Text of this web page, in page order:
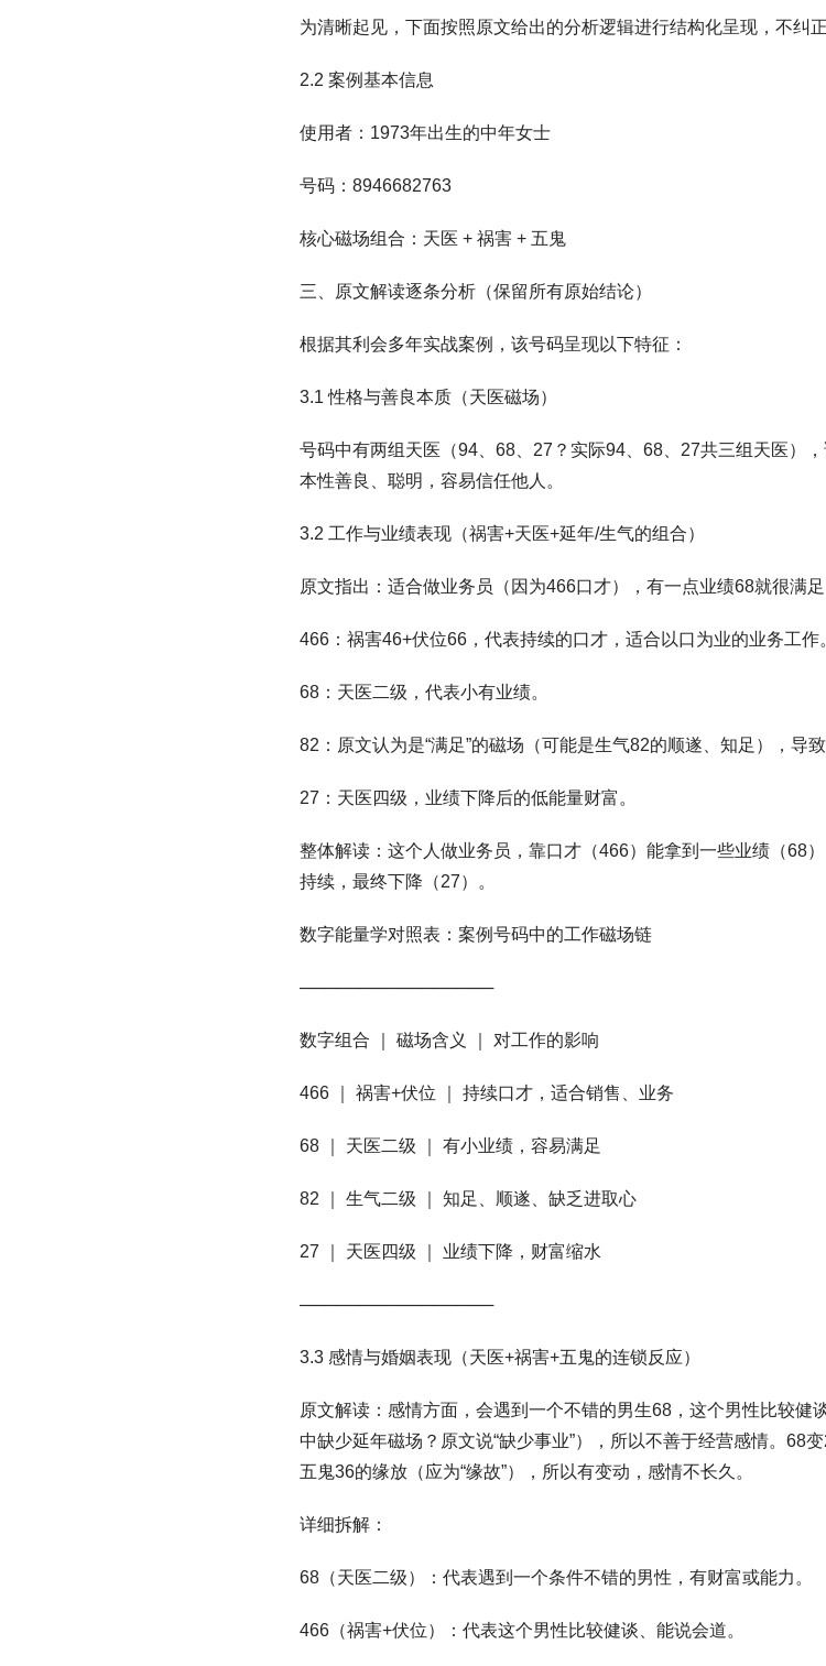
为清晰起见，下面按照原文给出的分析逻辑进行结构化呈现，不纠
2.2 案例基本信息
使用者：1973年出生的中年女士
号码：8946682763
核心磁场组合：天医 + 祸害 + 五鬼
三、原文解读逐条分析（保留所有原始结论）
根据其利会多年实战案例，该号码呈现以下特征：
3.1 性格与善良本质（天医磁场）
号码中有两组天医（94、68、27？实际94、68、27共三组天医）
本性善良、聪明，容易信任他人。
3.2 工作与业绩表现（祸害+天医+延年/生气的组合）
原文指出：适合做业务员（因为466口才），有一点业绩68就很满
466：祸害46+伏位66，代表持续的口才，适合以口为业的业务工作
68：天医二级，代表小有业绩。
82：原文认为是“满足”的磁场（可能是生气82的顺遂、知足），导致
27：天医四级，业绩下降后的低能量财富。
整体解读：这个人做业务员，靠口才（466）能拿到一些业绩（68
持续，最终下降（27）。
数字能量学对照表：案例号码中的工作磁场链
────────────────
数字组合 ｜ 磁场含义 ｜ 对工作的影响
466 ｜ 祸害+伏位 ｜ 持续口才，适合销售、业务
68 ｜ 天医二级 ｜ 有小业绩，容易满足
82 ｜ 生气二级 ｜ 知足、顺遂、缺乏进取心
27 ｜ 天医四级 ｜ 业绩下降，财富缩水
────────────────
3.3 感情与婚姻表现（天医+祸害+五鬼的连锁反应）
原文解读：感情方面，会遇到一个不错的男生68，这个男性比较健
中缺少延年磁场？原文说“缺少事业”），所以不善于经营感情。68
五鬼36的缘放（应为“缘故”），所以有变动，感情不长久。
详细拆解：
68（天医二级）：代表遇到一个条件不错的男性，有财富或能力。
466（祸害+伏位）：代表这个男性比较健谈、能说会道。